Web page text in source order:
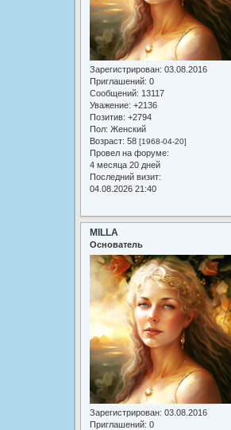
Зарегистрирован: 03.08.2016
Приглашений: 0
Сообщений: 13117
Уважение: +2136
Позитив: +2794
Пол: Женский
Возраст: 58 [1968-04-20]
Провел на форуме:
4 месяца 20 дней
Последний визит:
04.08.2026 21:40
MILLA
Основатель
Зарегистрирован: 03.08.2016
Приглашений: 0